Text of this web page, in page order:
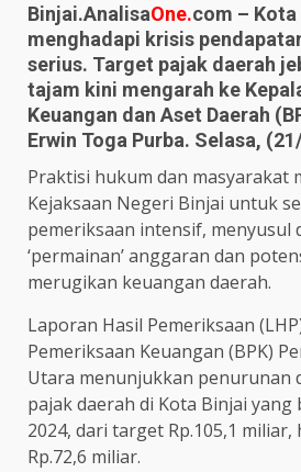
Binjai.AnalisaOne.com – Kota
menghadapi krisis
serius. Target pajak daerah
tajam kini mengarah ke
Keuangan dan Aset Daerah
Erwin Toga Purba. Selasa,
Praktisi hukum dan masyarakat
Kejaksaan Negeri Binjai untuk
pemeriksaan intensif, menyusul
‘permainan’ anggaran dan
merugikan keuangan daerah.
Laporan Hasil Pemeriksaan
Pemeriksaan Keuangan (BPK)
Utara menunjukkan penurunan
pajak daerah di Kota Binjai
2024, dari target Rp.105,1 miliar,
Rp.72,6 miliar.